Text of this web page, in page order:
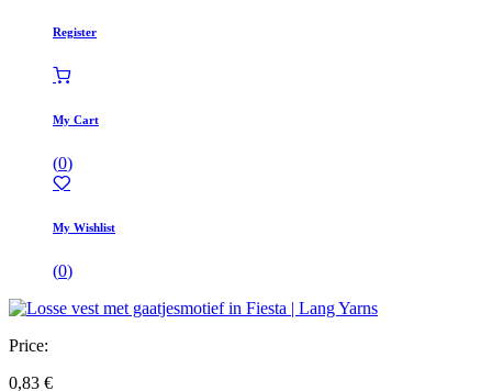
Register
My Cart
(0)
My Wishlist
(0)
Price:
0,83 €